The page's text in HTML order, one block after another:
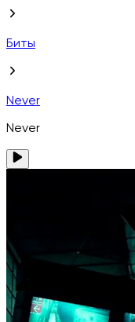
Биты
Never
Never